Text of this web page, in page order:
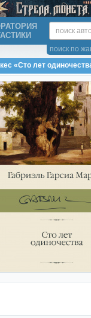
поиск по
«Сто лет